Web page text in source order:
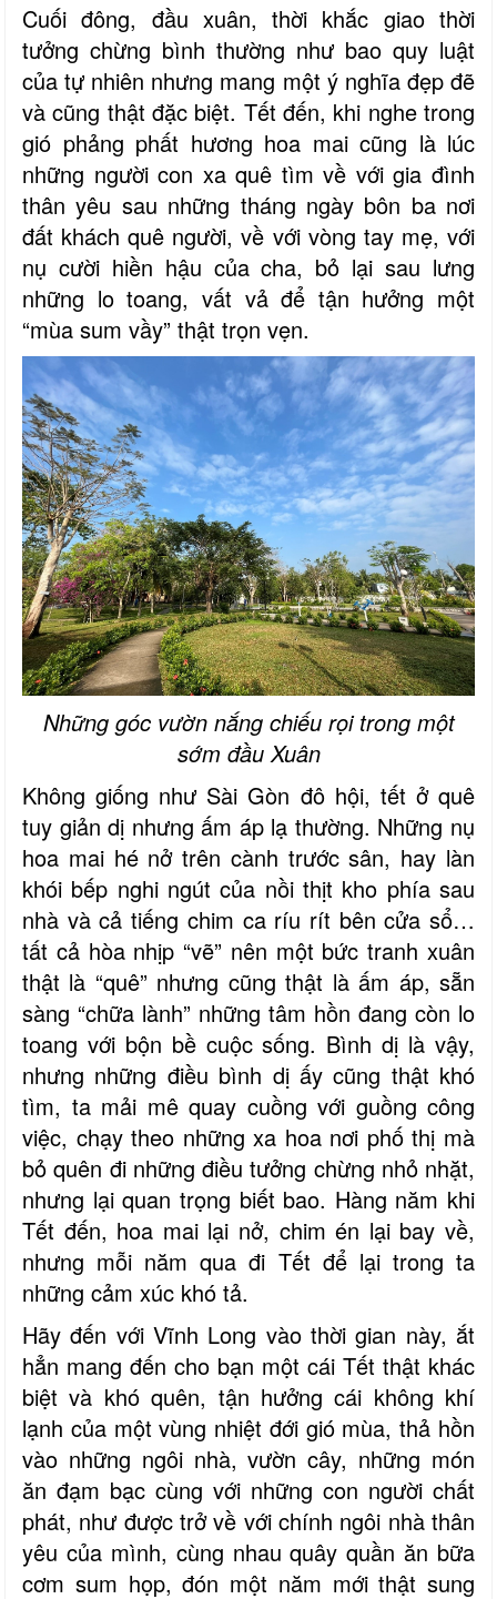
Cuối đông, đầu xuân, thời khắc giao thời
tưởng chừng bình thường như bao quy luật
của tự nhiên nhưng mang một ý nghĩa đẹp đẽ
và cũng thật đặc biệt. Tết đến, khi nghe trong
gió phảng phất hương hoa mai cũng là lúc
những người con xa quê tìm về với gia đình
thân yêu sau những tháng ngày bôn ba nơi
đất khách quê người, về với vòng tay mẹ, với
nụ cười hiền hậu của cha, bỏ lại sau lưng
những lo toang, vất vả để tận hưởng một
“mùa sum vầy” thật trọn vẹn.
Những góc vườn nắng chiếu rọi trong một
sớm đầu Xuân
Không giống như Sài Gòn đô hội, tết ở quê
tuy giản dị nhưng ấm áp lạ thường. Những nụ
hoa mai hé nở trên cành trước sân, hay làn
khói bếp nghi ngút của nồi thịt kho phía sau
nhà và cả tiếng chim ca ríu rít bên cửa sổ…
tất cả hòa nhịp “vẽ” nên một bức tranh xuân
thật là “quê” nhưng cũng thật là ấm áp, sẵn
sàng “chữa lành” những tâm hồn đang còn lo
toang với bộn bề cuộc sống. Bình dị là vậy,
nhưng những điều bình dị ấy cũng thật khó
tìm, ta mải mê quay cuồng với guồng công
việc, chạy theo những xa hoa nơi phố thị mà
bỏ quên đi những điều tưởng chừng nhỏ nhặt,
nhưng lại quan trọng biết bao. Hàng năm khi
Tết đến, hoa mai lại nở, chim én lại bay về,
nhưng mỗi năm qua đi Tết để lại trong ta
những cảm xúc khó tả.
Hãy đến với Vĩnh Long vào thời gian này, ắt
hẳn mang đến cho bạn một cái Tết thật khác
biệt và khó quên, tận hưởng cái không khí
lạnh của một vùng nhiệt đới gió mùa, thả hồn
vào những ngôi nhà, vườn cây, những món
ăn đạm bạc cùng với những con người chất
phát, như được trở về với chính ngôi nhà thân
yêu của mình, cùng nhau quây quần ăn bữa
cơm sum họp, đón một năm mới thật sung